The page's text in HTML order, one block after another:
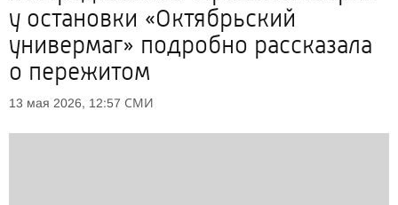
у остановки «Октябрьский
универмаг» подробно рассказала
о пережитом
13 мая 2026, 12:57 СМИ